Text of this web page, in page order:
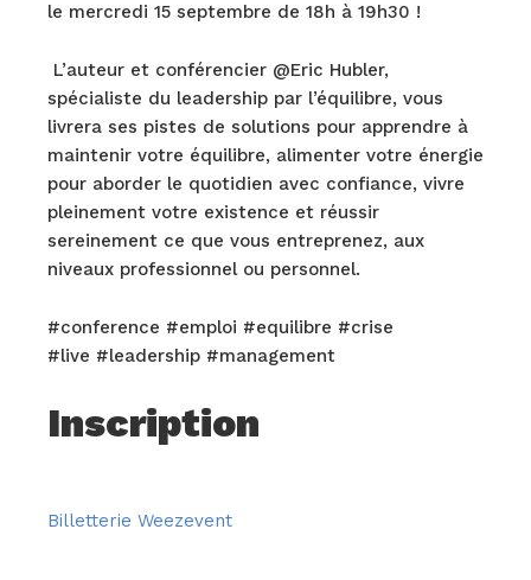
le mercredi 15 septembre de 18h à 19h30 !
L’auteur et conférencier @Eric Hubler,
spécialiste du leadership par l’équilibre, vous
livrera ses pistes de solutions pour apprendre à
maintenir votre équilibre, alimenter votre énergie
pour aborder le quotidien avec confiance, vivre
pleinement votre existence et réussir
sereinement ce que vous entreprenez, aux
niveaux professionnel ou personnel.
#conference #emploi #equilibre #crise
#live #leadership #management
Inscription
Billetterie Weezevent